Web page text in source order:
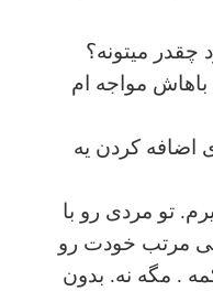
چقدر میتونه؟
باهاش مواجه ام
اضافه کردن یه
تو مردی رو با
مرتب خودت رو
. مگه نه. بدون